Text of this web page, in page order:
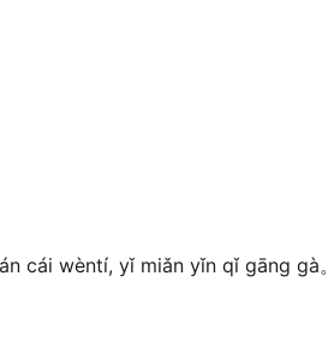
cái wèntí, yǐ miǎn yǐn qǐ gāng gà。